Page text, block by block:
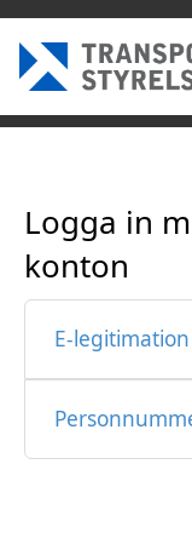
Logga in
konton
E-legitimation